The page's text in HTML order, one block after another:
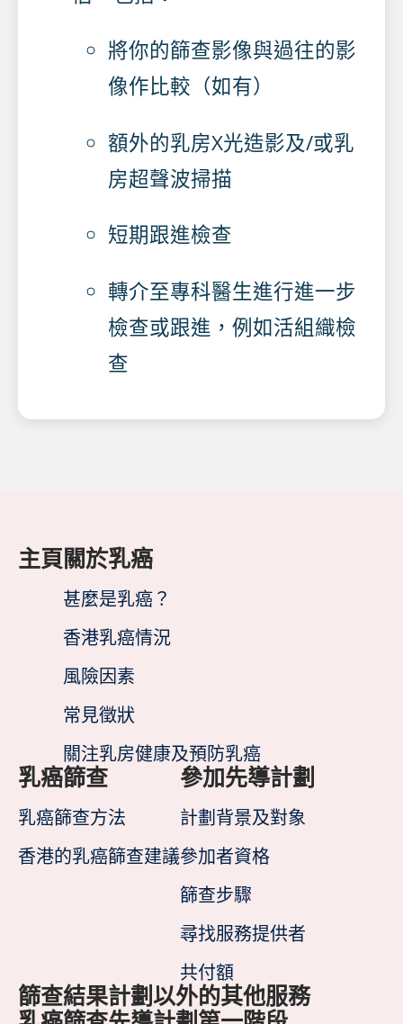
將你的篩查影像與過往的影
像作比較（如有）
額外的乳房X光造影及/或乳
房超聲波掃描
短期跟進檢查
轉介至專科醫生進行進一步
檢查或跟進，例如活組織檢
查
主頁關於乳癌
甚麼是乳癌？
香港乳癌情況
風險因素
常見徵狀
關注乳房健康及預防乳癌
乳癌篩查
乳癌篩查方法
香港的乳癌篩查建議
參加先導計劃
計劃背景及對象
參加者資格
篩查步驟
尋找服務提供者
共付額
篩查結果計劃以外的其他服務